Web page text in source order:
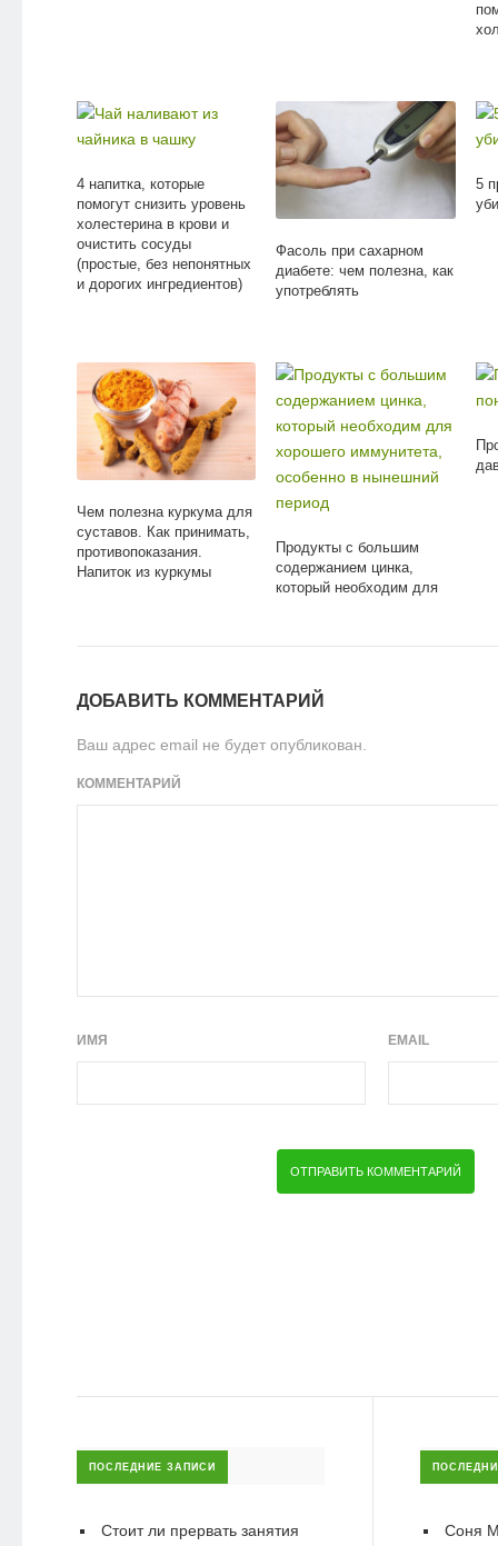
4 напитка, которые
помогут снизить уровень
холестерина в крови и
очистить сосуды
(простые, без непонятных
и дорогих ингредиентов)
Фасоль при сахарном
диабете: чем полезна, как
употреблять
5
Чем полезна куркума для
суставов. Как принимать,
противопоказания.
Напиток из куркумы
Продукты с большим
содержанием цинка,
который необходим для
период
ДОБАВИТЬ КОММЕНТАРИЙ
Ваш адрес email не будет опубликован.
КОММЕНТАРИЙ
ИМЯ EMAIL
ПОСЛЕДНИЕ ЗАПИСИ
Стоит ли прервать занятия
Соня